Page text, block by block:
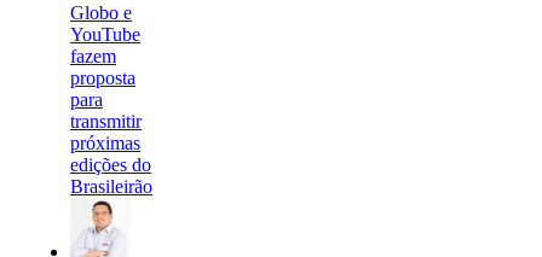
Globo e
YouTube
fazem
proposta
para
transmitir
próximas
edições do
Brasileirão